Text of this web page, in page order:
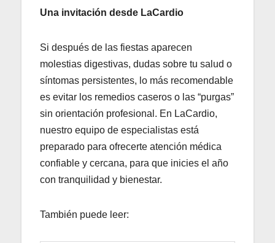
Una invitación desde LaCardio
Si después de las fiestas aparecen
molestias digestivas, dudas sobre tu salud o
síntomas persistentes, lo más recomendable
es evitar los remedios caseros o las “purgas”
sin orientación profesional. En LaCardio,
nuestro equipo de especialistas está
preparado para ofrecerte atención médica
confiable y cercana, para que inicies el año
con tranquilidad y bienestar.
También puede leer: